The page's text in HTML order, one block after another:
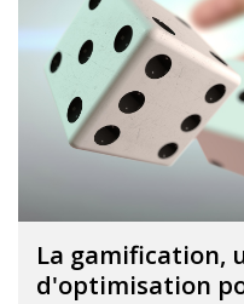
La gamification,
d'optimisation